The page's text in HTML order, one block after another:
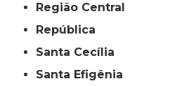
Região Central
República
Santa Cecília
Santa Efigênia